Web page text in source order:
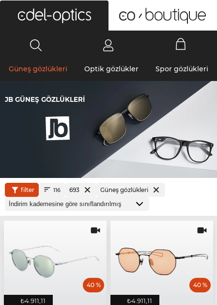
Güneş gözlükleri Optik gözlükler Spor gözlükleri
JB GÜNEŞ GÖZLÜKLERI
filter 116 693 Güneş gözlükleri
₺4.911,11
40 %
₺4.911,11
40 %